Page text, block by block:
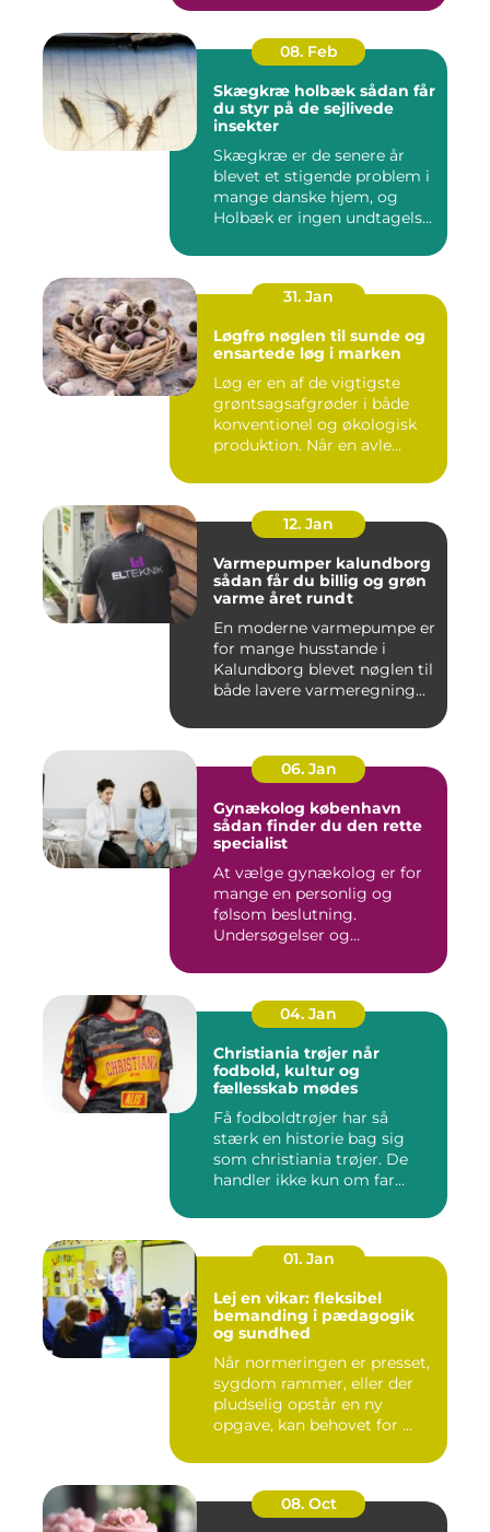
08. Feb
Skægkræ holbæk sådan får
du styr på de sejlivede
insekter
Skægkræ er de senere år
blevet et stigende problem i
mange danske hjem, og
Holbæk er ingen undtagels...
31. Jan
Løgfrø nøglen til sunde og
ensartede løg i marken
Løg er en af de vigtigste
grøntsagsafgrøder i både
konventionel og økologisk
produktion. Når en avle...
12. Jan
Varmepumper kalundborg
sådan får du billig og grøn
varme året rundt
En moderne varmepumpe er
for mange husstande i
Kalundborg blevet nøglen til
både lavere varmeregning...
06. Jan
Gynækolog københavn
sådan finder du den rette
specialist
At vælge gynækolog er for
mange en personlig og
følsom beslutning.
Undersøgelser og
04. Jan
Christiania trøjer når
fodbold, kultur og
fællesskab mødes
Få fodboldtrøjer har så
stærk en historie bag sig
som christiania trøjer. De
handler ikke kun om far...
01. Jan
Lej en vikar: fleksibel
bemanding i pædagogik
og sundhed
Når normeringen er presset,
sygdom rammer, eller der
pludselig opstår en ny
opgave, kan behovet for ...
08. Oct